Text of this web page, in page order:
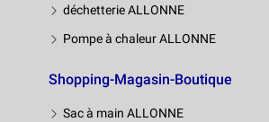
déchetterie ALLONNE
Pompe à chaleur ALLONNE
Shopping-Magasin-Boutique
Sac à main ALLONNE